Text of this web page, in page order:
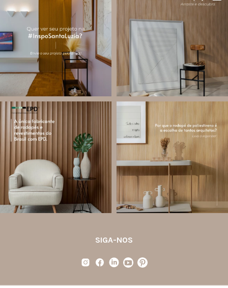
A #InspoSantaLuzia é um espaço
criado para divulgar projetos que
utilizam produtos Santa Luzia e
valorizar o trabalho de arquitetos,
designers de...
Jul 28
12 0
O lambri é um revestimento versátil
painéis decorativos e diversas
composições para valorizar o
ambiente!
Jul 27
84 8
Você sabe o que é EPD?
A Declaração Ambiental de Produto
(Environmental Product Declaration) é
um documento internacional que
Jul 21
35 1
Os rodapés de poliestireno
conquistaram espaço na arquitetura
porque unem estética, praticidade e
desempenho em um único produto.
Diferente
SIGA-NOS